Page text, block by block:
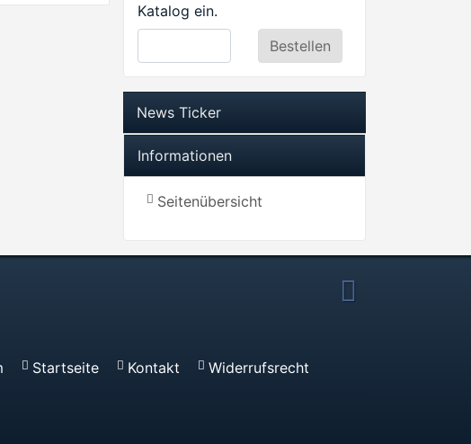
Katalog ein.
News Ticker
Informationen
Seitenübersicht
Startseite Kontakt Widerrufsrecht